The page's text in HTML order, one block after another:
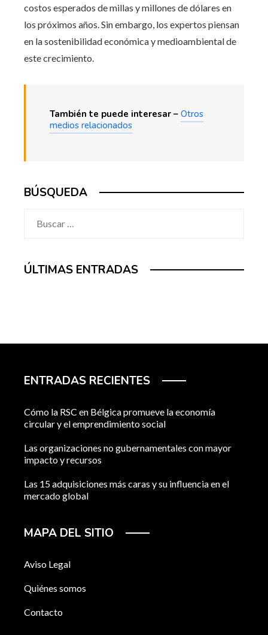
costos esperados de millas y millones de dólares en
los próximos años. Sin embargo, los expertos piensan
en la sostenibilidad económica y medioambiental de
este crecimiento.
También te puede interesar – Otros
medios relacionados
BÚSQUEDA
ÚLTIMAS ENTRADAS
ENTRADAS RECIENTES
Cómo la RSC en Bélgica promueve la economía
circular y el emprendimiento social
Las organizaciones no gubernamentales con mayor
impacto y recursos
Las 15 adquisiciones más caras y su influencia en el
mercado global
MAPA DEL SITIO
Aviso Legal
Quiénes somos
Contacto